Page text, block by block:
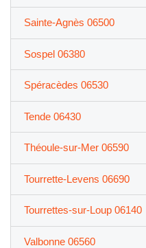
Sainte-Agnès 06500
Sospel 06380
Spéracèdes 06530
Tende 06430
Théoule-sur-Mer 06590
Tourrette-Levens 06690
Tourrettes-sur-Loup 06140
Valbonne 06560